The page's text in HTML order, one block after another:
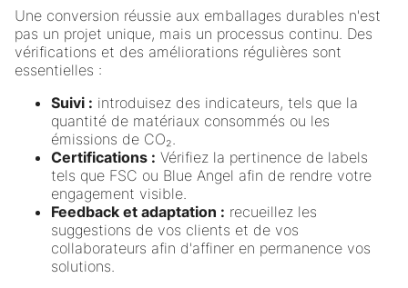
Une conversion réussie aux emballages durables n'est
pas un projet unique, mais un processus continu. Des
vérifications et des améliorations régulières sont
essentielles :
Suivi : introduisez des indicateurs, tels que la
quantité de matériaux consommés ou les
émissions de CO₂.
Certifications : Vérifiez la pertinence de labels
tels que FSC ou Blue Angel afin de rendre votre
engagement visible.
Feedback et adaptation : recueillez les
suggestions de vos clients et de vos
collaborateurs afin d'affiner en permanence vos
solutions.